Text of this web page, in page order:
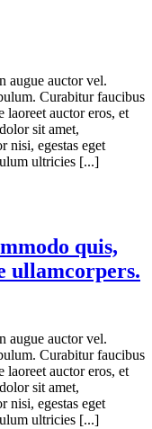
augue auctor vel.
Curabitur faucibus
laoreet auctor eros, et
sit amet,
nisi, egestas eget
ultricies [...]
quis,
ullamcorpers.
augue auctor vel.
Curabitur faucibus
laoreet auctor eros, et
sit amet,
nisi, egestas eget
ultricies [...]